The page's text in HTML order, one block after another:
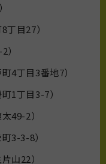
丁目27）
）
4丁目3番地7）
1丁目3-7）
49-2）
3-3-8）
山22）